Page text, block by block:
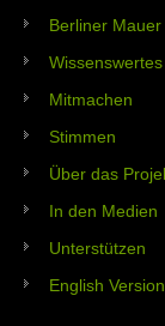
Berliner
Wissenswertes
Mitmachen
Stimmen
Über das
In den Medien
Unterstützen
English Version